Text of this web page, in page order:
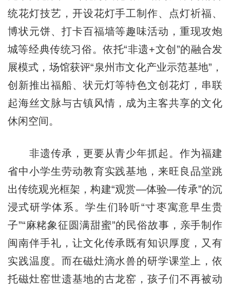
统花灯技艺，开设花灯手工制作、点灯祈福、
博状元饼、打卡百福墙等趣味活动，重现攻炮
城等经典传统习俗。依托“非遗+文创”的融合发
展模式，场馆获评“泉州市文化产业示范基地”，
创新推出福船、状元灯等特色文创花灯，串联
起海丝文脉与古镇风情，成为主客共享的文化
休闲空间。
非遗传承，更要从青少年抓起。作为福建
省中小学生劳动教育实践基地，来旺良品堂跳
出传统观光框架，构建“观赏—体验—传承”的沉
浸式研学体系。学生们聆听“寸枣寓意早生贵
子”“麻粩象征圆满甜蜜”的民俗故事，亲手制作
闽南伴手礼，让文化传承既有知识厚度，又有
实践温度。而在磁灶滴水兽的研学课堂上，依
托磁灶窑世遗基地的古龙窑，孩子们不再被动